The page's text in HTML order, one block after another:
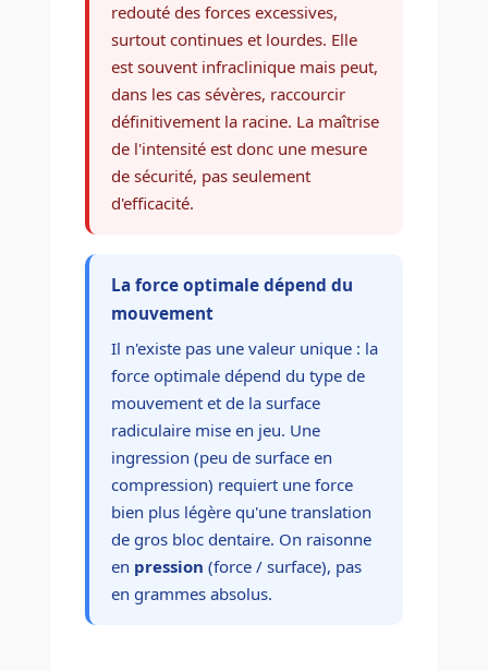
redouté des forces excessives,
surtout continues et lourdes. Elle
est souvent infraclinique mais peut,
dans les cas sévères, raccourcir
définitivement la racine. La maîtrise
de l'intensité est donc une mesure
de sécurité, pas seulement
d'efficacité.
La force optimale dépend du
mouvement
Il n'existe pas une valeur unique : la
force optimale dépend du type de
mouvement et de la surface
radiculaire mise en jeu. Une
ingression (peu de surface en
compression) requiert une force
bien plus légère qu'une translation
de gros bloc dentaire. On raisonne
en pression (force / surface), pas
en grammes absolus.